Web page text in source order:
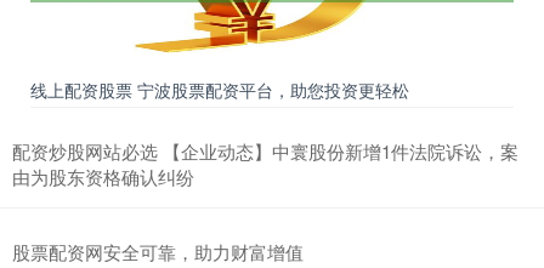
线上配资股票 宁波股票配资平台，助您投资更轻松
配资炒股网站必选 【企业动态】中寰股份新增1件法院诉讼，案
由为股东资格确认纠纷
股票配资网安全可靠，助力财富增值